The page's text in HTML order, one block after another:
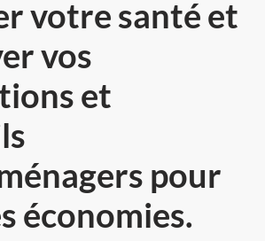
votre santé et
vos
et
pour
économies.